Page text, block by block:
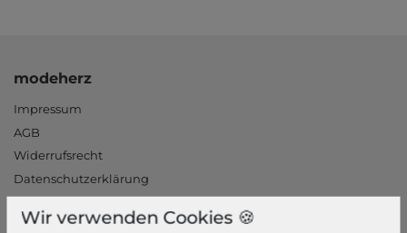
modeherz
Impressum
AGB
Widerrufsrecht
Datenschutzerklärung
Datenschutzeinstellungen
Barrierefreiheitserklärung
Wir verwenden Cookies 🍪